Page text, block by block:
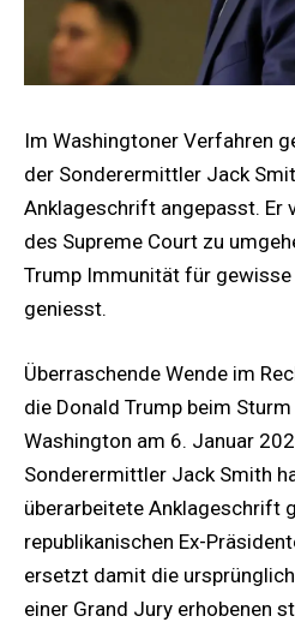
Im Washingtoner Verfahren
der Sonderermittler Jack
Anklageschrift angepasst. Er
des Supreme Court zu
Trump Immunität für
geniesst.
Überraschende Wende im
die Donald Trump beim
Washington am 6. Januar
Sonderermittler Jack Smith
überarbeitete Anklageschrift
republikanischen Ex-
ersetzt damit die
einer Grand Jury erhobenen